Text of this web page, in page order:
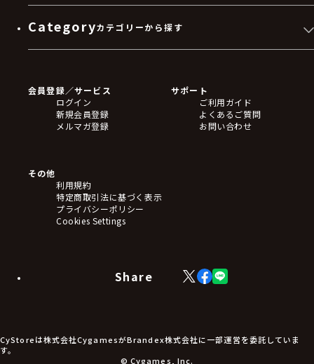
Categoryカテゴリーから探す
フィギュア
アクリルスタンド
バッジ
キーホルダー・ストラップ
ステッカー・シール・カード
タペストリー・ポスター
アームサポーター
ブレードホルダー
食品・飲料品
アパレル小物
アクセサリー
会員登録／サービス
ログイン
新規会員登録
メルマガ登録
サポート
ご利用ガイド
よくあるご質問
お問い合わせ
その他
利用規約
特定商取引法に基づく表示
プライバシーポリシー
Cookies Settings
Share
X
(Twitter)
Facebook
LINE
CyStoreは株式会社CygamesがBrandex株式会社に一部運営を委託していま
す。
© Cygames, Inc.